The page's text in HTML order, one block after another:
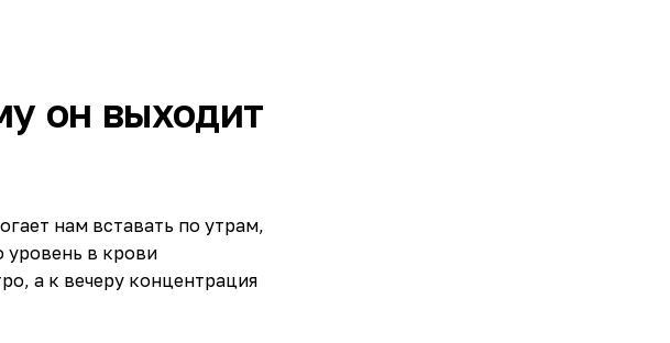
он выходит
нам вставать по утрам,
уровень в крови
а к вечеру концентрация